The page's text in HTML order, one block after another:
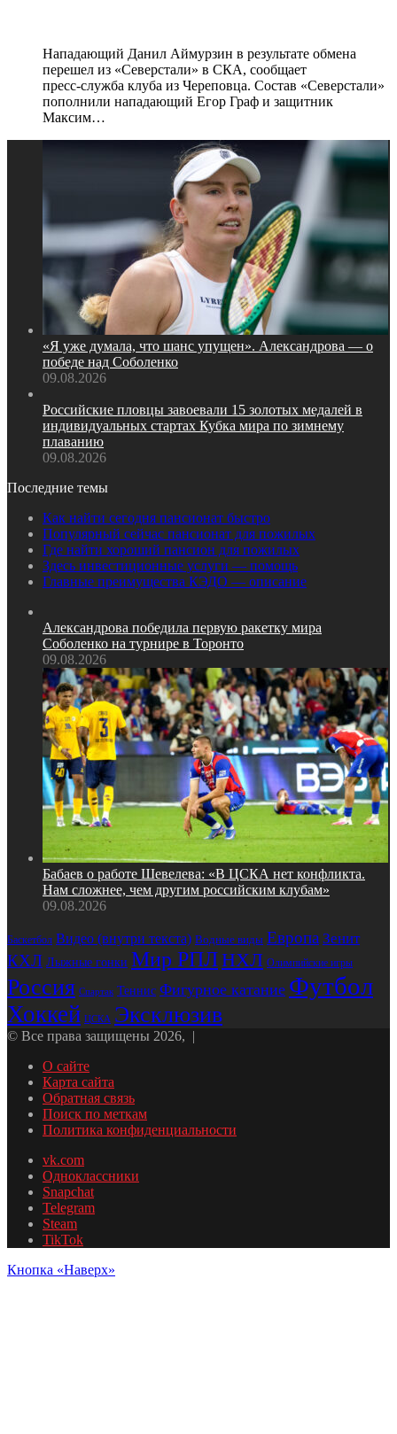
Нападающий Данил Аймурзин в результате обмена
перешел из «Северстали» в СКА, сообщает
пресс‑служба клуба из Череповца. Состав «Северстали»
пополнили нападающий Егор Граф и защитник
Максим…
«Я уже думала, что шанс упущен». Александрова — о
победе над Соболенко
09.08.2026
Российские пловцы завоевали 15 золотых медалей в
индивидуальных стартах Кубка мира по зимнему
плаванию
09.08.2026
Последние темы
Как найти сегодня пансионат быстро
Популярный сейчас пансионат для пожилых
Где найти хороший пансион для пожилых
Здесь инвестиционные услуги — помощь
Главные преимущества КЭДО — описание
Александрова победила первую ракетку мира
Соболенко на турнире в Торонто
09.08.2026
Бабаев о работе Шевелева: «В ЦСКА нет конфликта.
Нам сложнее, чем другим российским клубам»
09.08.2026
Баскетбол Видео (внутри текста) Водные виды Европа Зенит
КХЛ Лыжные гонки Мир РПЛНХЛ Олимпийские игры
Россия Спартак Теннис Фигурное катание Футбол
Хоккей ЦСКА Эксклюзив
© Все права защищены 2026, |
О сайте
Карта сайта
Обратная связь
Поиск по меткам
Политика конфиденциальности
vk.com
Одноклассники
Snapchat
Telegram
Steam
TikTok
Кнопка «Наверх»